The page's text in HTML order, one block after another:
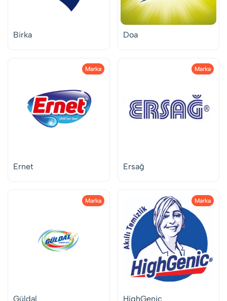
Birka Doa
Marka
Ernet
Marka
Ersağ
Marka
Güldal
Marka
HighGenic